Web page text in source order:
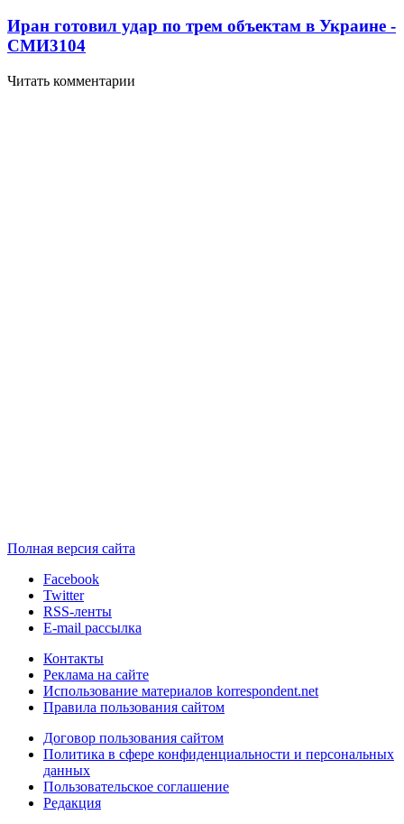
Иран готовил удар по трем объектам в Украине -
СМИ3104
Читать комментарии
Полная версия сайта
Facebook
Twitter
RSS-ленты
E-mail рассылка
Контакты
Реклама на сайте
Использование материалов korrespondent.net
Правила пользования сайтом
Договор пользования сайтом
Политика в сфере конфиденциальности и персональных
данных
Пользовательское соглашение
Редакция